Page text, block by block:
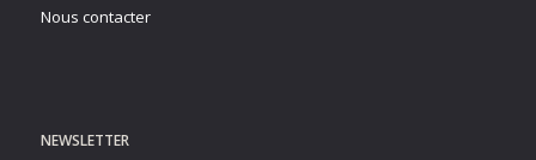
Nous contacter
NEWSLETTER